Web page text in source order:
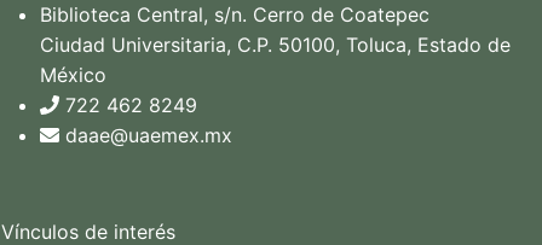
Biblioteca Central, s/n. Cerro de Coatepec
Ciudad Universitaria, C.P. 50100, Toluca, Estado de
México
722 462 8249
daae@uaemex.mx
Vínculos de interés